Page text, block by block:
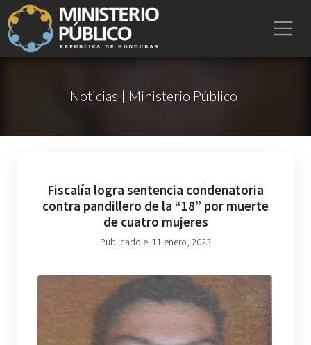
Noticias | Ministerio Público
Fiscalía logra sentencia condenatoria
contra pandillero de la “18” por muerte
de cuatro mujeres
Publicado el 11 enero, 2023